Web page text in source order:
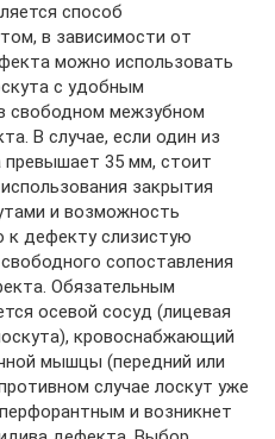
способ
в зависимости от
можно использовать
с удобным
свободном межзубном
В случае, если один из
превышает 35 мм, стоит
закрытия
и возможность
к дефекту слизистую
сопоставления
Обязательным
осевой сосуд (лицевая
кровоснабжающий
мышцы (передний или
случае лоскут уже
и возникнет